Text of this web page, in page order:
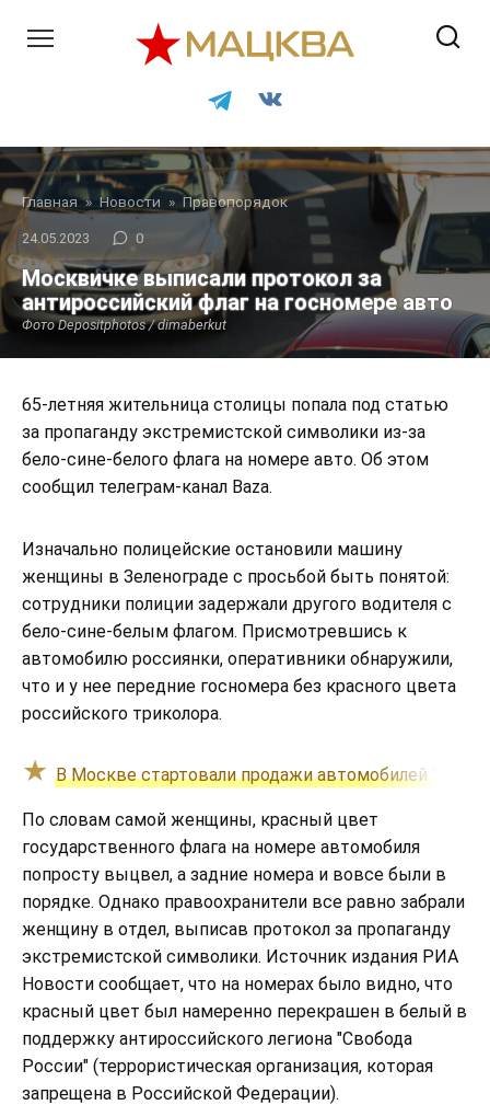
Главная » Новости » Правопорядок
24.05.2023 0
Москвичке выписали протокол за
антироссийский флаг на госномере авто
Фото Depositphotos / dimaberkut
65-летняя жительница столицы попала под статью
за пропаганду экстремистской символики из-за
бело-сине-белого флага на номере авто. Об этом
сообщил телеграм-канал Baza.
Изначально полицейские остановили машину
женщины в Зеленограде с просьбой быть понятой:
сотрудники полиции задержали другого водителя с
бело-сине-белым флагом. Присмотревшись к
автомобилю россиянки, оперативники обнаружили,
что и у нее передние госномера без красного цвета
российского триколора.
В Москве стартовали продажи автомобилей
По словам самой женщины, красный цвет
государственного флага на номере автомобиля
попросту выцвел, а задние номера и вовсе были в
порядке. Однако правоохранители все равно забрали
женщину в отдел, выписав протокол за пропаганду
экстремистской символики. Источник издания РИА
Новости сообщает, что на номерах было видно, что
красный цвет был намеренно перекрашен в белый в
поддержку антироссийского легиона "Свобода
России" (террористическая организация, которая
запрещена в Российской Федерации).